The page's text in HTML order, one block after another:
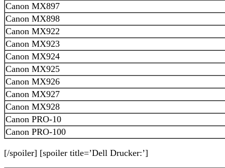
Canon MX897
Canon MX898
Canon MX922
Canon MX923
Canon MX924
Canon MX925
Canon MX926
Canon MX927
Canon MX928
Canon PRO-10
Canon PRO-100
[/spoiler] [spoiler title=’Dell Drucker:’]